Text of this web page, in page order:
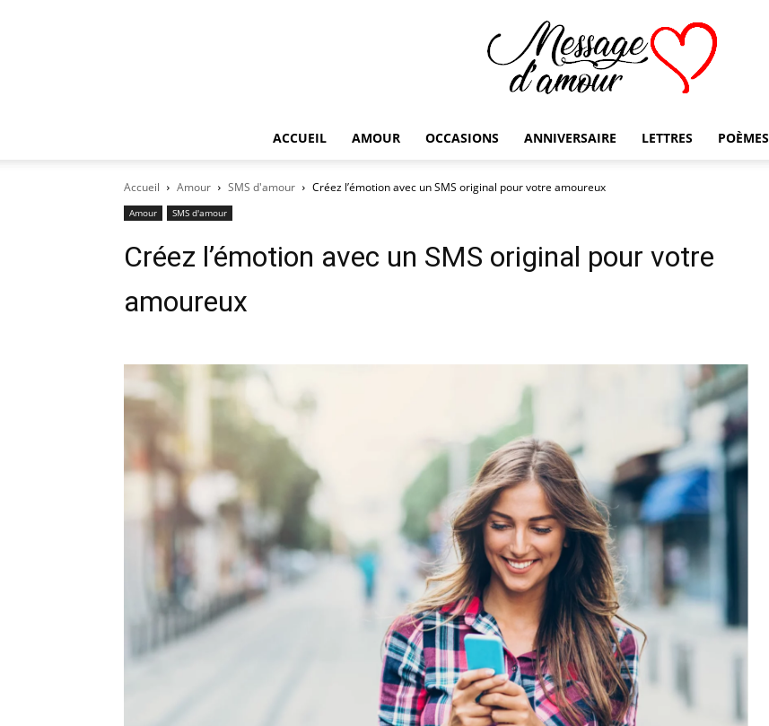
ACCUEIL AMOUR OCCASIONS ANNIVERSAIRE LETTRES POÈMES
Accueil Amour SMS d'amour Créez l’émotion avec un SMS original pour votre amoureux
Amour SMS d'amour
Créez l’émotion avec un SMS original pour votre
amoureux